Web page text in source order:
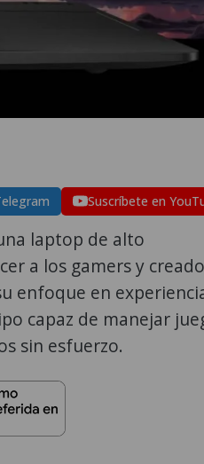
Suscríbete en
laptop de alto
a los gamers y
enfoque en
capaz de manejar
sin esfuerzo.